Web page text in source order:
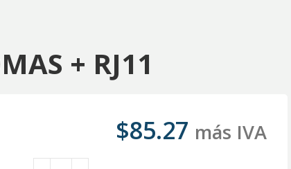
+ RJ11
$85.27 más IVA